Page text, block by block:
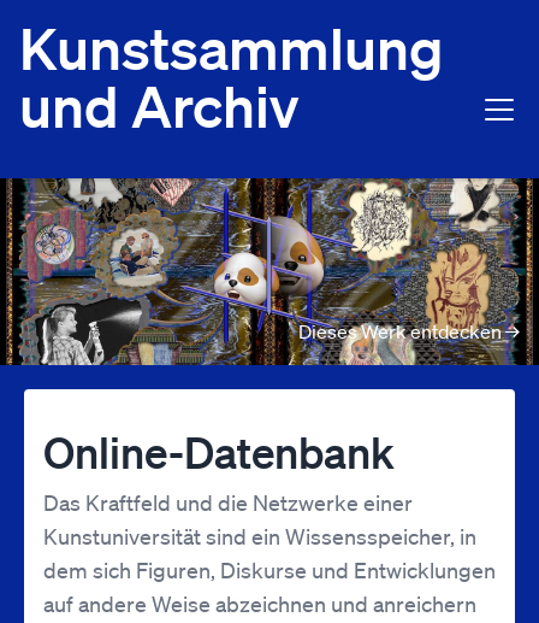
Kunstsammlung
und Archiv
Dieses Werk entdecken→
Online-Datenbank
Das Kraftfeld und die Netzwerke einer
Kunstuniversität sind ein Wissensspeicher, in
dem sich Figuren, Diskurse und Entwicklungen
auf andere Weise abzeichnen und anreichern